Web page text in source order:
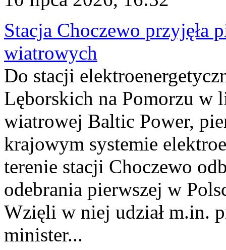
Stacja Choczewo przyjęła
wiatrowych
Do stacji
Lęborskich na Pomorzu w
wiatrowej Baltic Power,
krajowym systemie
terenie stacji Choczewo
odebrania pierwszej w
Wzięli w niej udział m.in.
minister...